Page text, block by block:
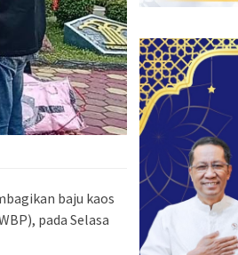
baju kaos
pada Selasa